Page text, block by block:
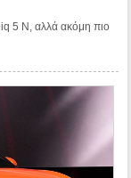
5 N, αλλά ακόμη πιο